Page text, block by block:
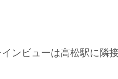
ンビューは高松駅に隣